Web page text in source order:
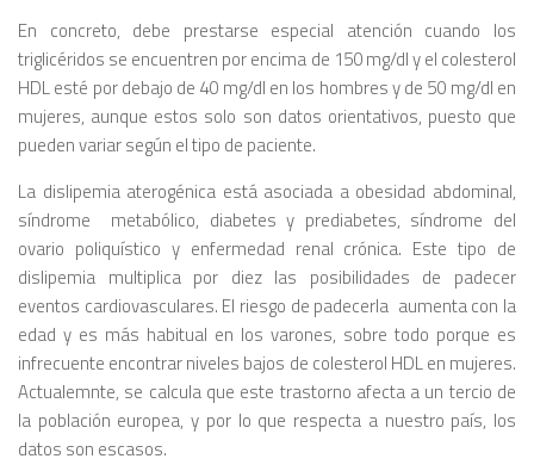
En concreto, debe prestarse especial atención cuando los
triglicéridos se encuentren por encima de 150 mg/dl y el colesterol
HDL esté por debajo de 40 mg/dl en los hombres y de 50 mg/dl en
mujeres, aunque estos solo son datos orientativos, puesto que
pueden variar según el tipo de paciente.
La dislipemia aterogénica está asociada a obesidad abdominal,
síndrome metabólico, diabetes y prediabetes, síndrome del
ovario poliquístico y enfermedad renal crónica. Este tipo de
dislipemia multiplica por diez las posibilidades de padecer
eventos cardiovasculares. El riesgo de padecerla aumenta con la
edad y es más habitual en los varones, sobre todo porque es
infrecuente encontrar niveles bajos de colesterol HDL en mujeres.
Actualemnte, se calcula que este trastorno afecta a un tercio de
la población europea, y por lo que respecta a nuestro país, los
datos son escasos.